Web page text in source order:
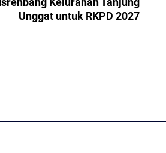
Unggat untuk RKPD 2027